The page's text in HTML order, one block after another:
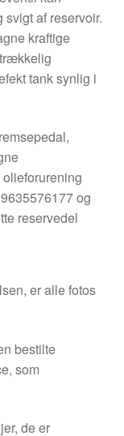
af reservoir.
kraftige
tank synlig i
og
reservedel
er alle fotos
bestilte
som
de er